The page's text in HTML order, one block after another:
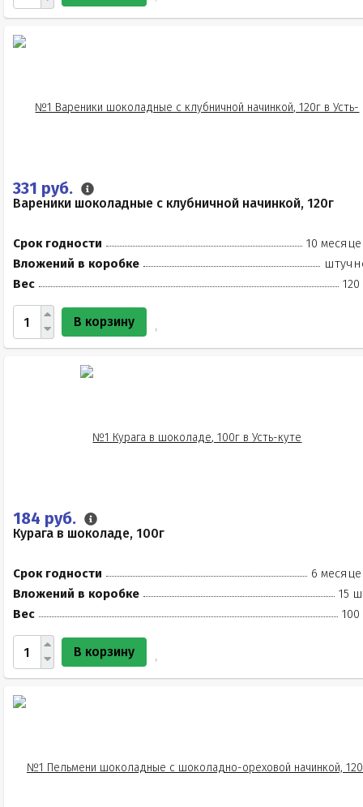
331 руб.
Вареники шоколадные с клубничной начинкой, 120г
Срок годности
10
Вложений в коробке
Вес
120
В корзину
184 руб.
Курага в шоколаде, 100г
Срок годности
6
Вложений в коробке
15
Вес
100
В корзину